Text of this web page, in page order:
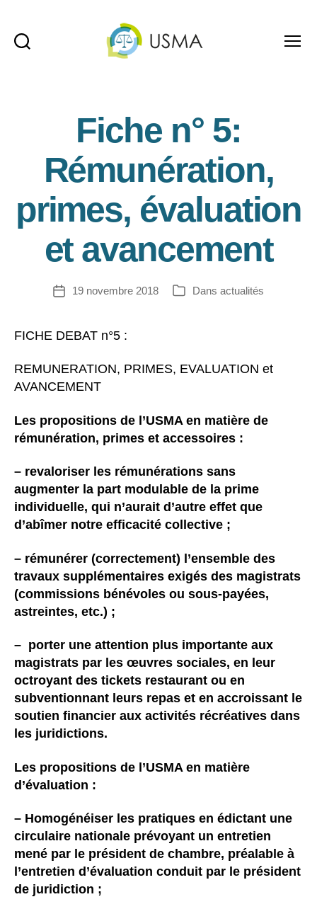
Fiche n° 5:
Rémunération,
primes, évaluation
et avancement
Date19 novembre 2018 Catégories
Dans actualités
FICHE DEBAT n°5 :
REMUNERATION, PRIMES, EVALUATION et
AVANCEMENT
Les propositions de l’USMA en matière de
rémunération, primes et accessoires :
– revaloriser les rémunérations sans
augmenter la part modulable de la prime
individuelle, qui n’aurait d’autre effet que
d’abîmer notre efficacité collective ;
– rémunérer (correctement) l’ensemble des
travaux supplémentaires exigés des magistrats
(commissions bénévoles ou sous-payées,
astreintes, etc.) ;
– porter une attention plus importante aux
magistrats par les œuvres sociales, en leur
octroyant des tickets restaurant ou en
subventionnant leurs repas et en accroissant le
soutien financier aux activités récréatives dans
les juridictions.
Les propositions de l’USMA en matière
d’évaluation :
– Homogénéiser les pratiques en édictant une
circulaire nationale prévoyant un entretien
mené par le président de chambre, préalable à
l’entretien d’évaluation conduit par le président
de juridiction ;